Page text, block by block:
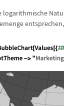
logarithmische